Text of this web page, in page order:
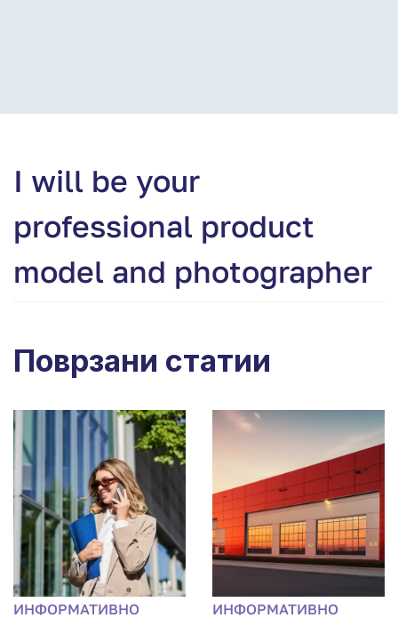
I will be your
professional product
model and photographer
Поврзани статии
ИНФОРМАТИВНО ИНФОРМАТИВНО